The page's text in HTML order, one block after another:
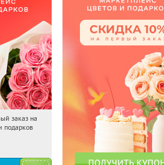
Получили:
заказ на
подарков